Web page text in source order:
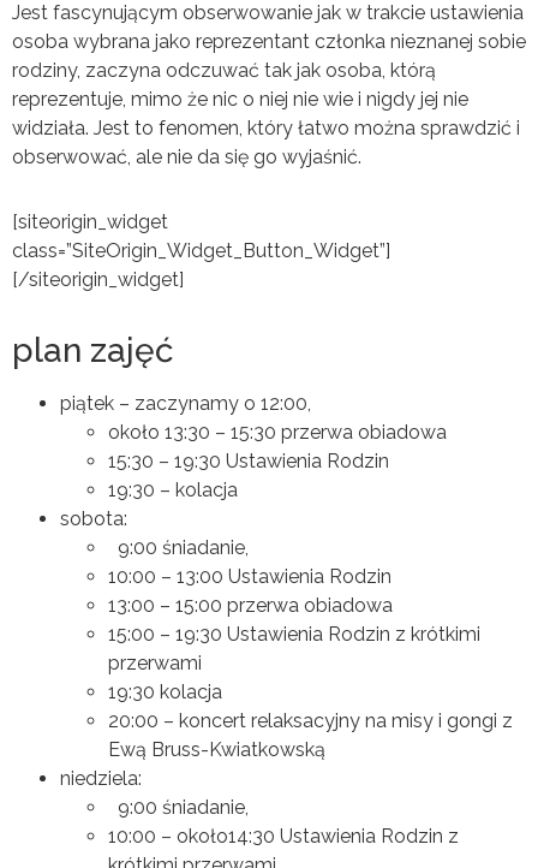
Jest fascynującym obserwowanie jak w trakcie ustawienia
osoba wybrana jako reprezentant członka nieznanej sobie
rodziny, zaczyna odczuwać tak jak osoba, którą
reprezentuje, mimo że nic o niej nie wie i nigdy jej nie
widziała. Jest to fenomen, który łatwo można sprawdzić i
obserwować, ale nie da się go wyjaśnić.
[siteorigin_widget
class=”SiteOrigin_Widget_Button_Widget”]
[/siteorigin_widget]
plan zajęć
piątek – zaczynamy o 12:00,
około 13:30 – 15:30 przerwa obiadowa
15:30 – 19:30 Ustawienia Rodzin
19:30 – kolacja
sobota:
9:00 śniadanie,
10:00 – 13:00 Ustawienia Rodzin
13:00 – 15:00 przerwa obiadowa
15:00 – 19:30 Ustawienia Rodzin z krótkimi
przerwami
19:30 kolacja
20:00 – koncert relaksacyjny na misy i gongi z
Ewą Bruss-Kwiatkowską
niedziela:
9:00 śniadanie,
10:00 – około14:30 Ustawienia Rodzin z